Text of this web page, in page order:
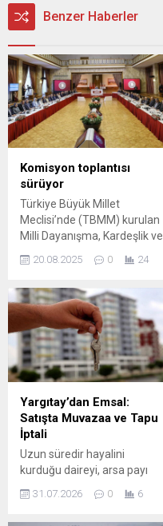
Benzer Haberler
Komisyon toplantısı
sürüyor
Türkiye Büyük Millet
Meclisi’nde (TBMM) kurulan
Milli Dayanışma, Kardeşlik ve
Demokrasi Komisyonu, dün
yapılan oturumun ardından
Toplantılarda, siyasi
partilerin belirlediği
komisyon üyelerinin
dinlemek istediği kurumlar
ve ...
20.08.2025 0 24
Yargıtay’dan Emsal:
Satışta Muvazaa ve Tapu
İptali
Uzun süredir hayalini
kurduğu daireyi, arsa payı
satın alan tüketici, yeni evine
31.07.2026 0 6